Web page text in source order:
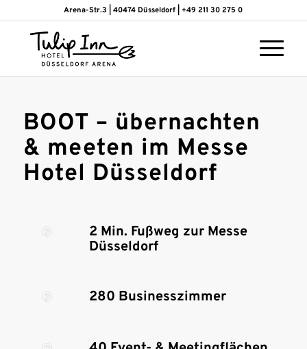
Arena-Str.3 | 40474 Düsseldorf | +49 211 30 275 0
BOOT – übernachten
& meeten im Messe
Hotel Düsseldorf
2 Min. Fußweg zur Messe
Düsseldorf
280 Businesszimmer